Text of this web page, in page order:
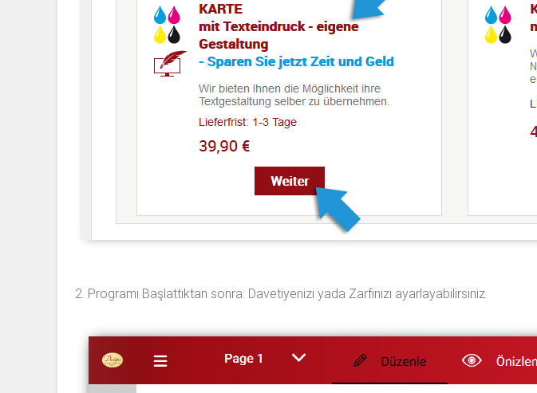
2. Programı Başlattıktan sonra: Davetiyenizi yada Zarfınızı ayarlayabilirsiniz.